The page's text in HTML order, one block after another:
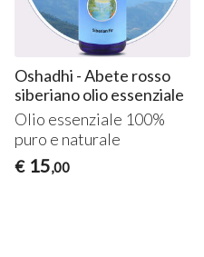
Oshadhi - Abete rosso
siberiano olio essenziale
Olio essenziale 100%
puro e naturale
€ 15,00